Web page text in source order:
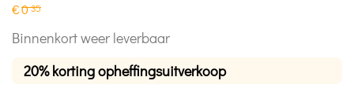
€035
Binnenkort weer leverbaar
20% korting opheffingsuitverkoop